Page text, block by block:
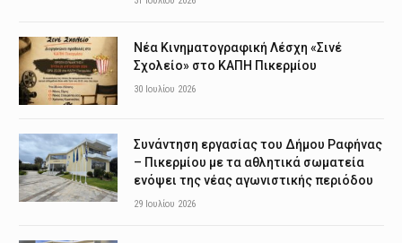
Νέα Κινηματογραφική Λέσχη «Σινέ
Σχολείο» στο ΚΑΠΗ Πικερμίου
30 Ιουλίου 2026
Συνάντηση εργασίας του Δήμου Ραφήνας
– Πικερμίου με τα αθλητικά σωματεία
ενόψει της νέας αγωνιστικής περιόδου
29 Ιουλίου 2026